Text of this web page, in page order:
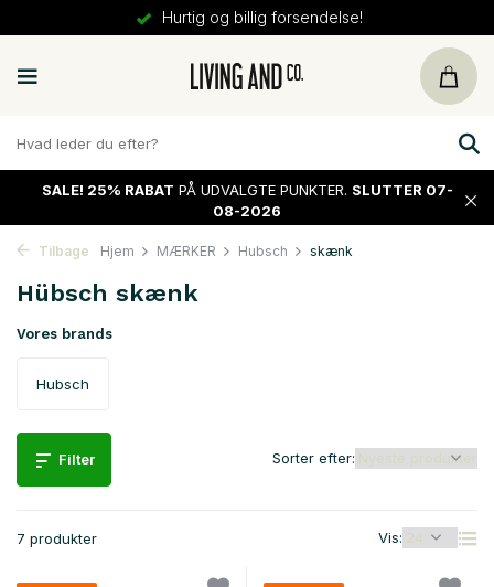
Hurtig og billig forsendelse!
SALE! 25% RABAT PÅ UDVALGTE PUNKTER. SLUTTER 07-
08-2026
Tilbage Hjem MÆRKER Hubsch skænk
Hübsch skænk
Vores brands
Hubsch
Filter
7 produkter Vis:
Sorter efter: